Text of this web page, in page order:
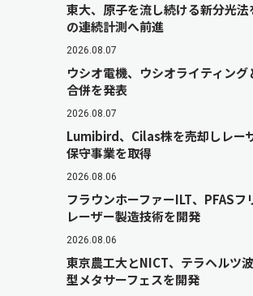
東大、原子を流し続ける新分光
の連続計測へ前進
2026.08.07
ウシオ電機、ウシオライティン
合併を発表
2026.08.07
Lumibird、Cilas株を売却しレー
保守事業を取得
2026.08.06
フラウンホーファーILT、PFASフ
レーザー製造技術を開発
2026.08.06
東京農工大とNICT、テラヘルツ
型メタサーフェスを開発